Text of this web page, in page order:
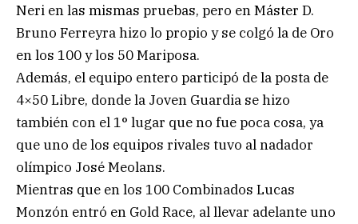
Neri en las mismas pruebas, pero en Máster D.
Bruno Ferreyra hizo lo propio y se colgó la de Oro
en los 100 y los 50 Mariposa.
Además, el equipo entero participó de la posta de
4×50 Libre, donde la Joven Guardia se hizo
también con el 1° lugar que no fue poca cosa, ya
que uno de los equipos rivales tuvo al nadador
olímpico José Meolans.
Mientras que en los 100 Combinados Lucas
Monzón entró en Gold Race, al llevar adelante uno